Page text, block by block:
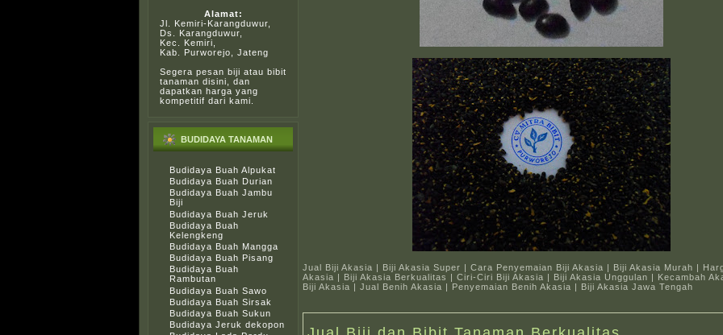
Alamat:
Jl. Kemiri-Karangduwur,
Ds. Karangduwur,
Kec. Kemiri,
Kab. Purworejo, Jateng
Segera pesan biji atau bibit
tanaman disini, dan
dapatkan harga yang
kompetitif dari kami.
BUDIDAYA TANAMAN
Budidaya Buah Alpukat
Budidaya Buah Durian
Budidaya Buah Jambu
Biji
Budidaya Buah Jeruk
Budidaya Buah
Kelengkeng
Budidaya Buah Mangga
Budidaya Buah Pisang
Budidaya Buah
Rambutan
Budidaya Buah Sawo
Budidaya Buah Sirsak
Budidaya Buah Sukun
Budidaya Jeruk dekopon
Jual Biji Akasia | Biji Akasia Super | Cara Penyemaian Biji Akasia | Biji Akasia Murah |
Akasia | Biji Akasia Berkualitas | Ciri-Ciri Biji Akasia | Biji Akasia Unggulan | Kecambah
Biji Akasia | Jual Benih Akasia | Penyemaian Benih Akasia | Biji Akasia Jawa Tengah